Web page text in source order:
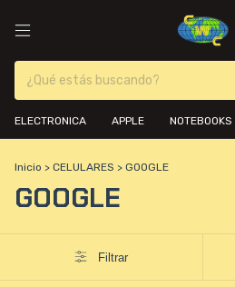
ELECTRONICA APPLE NOTEBOOKS
Inicio > CELULARES > GOOGLE
GOOGLE
Filtrar